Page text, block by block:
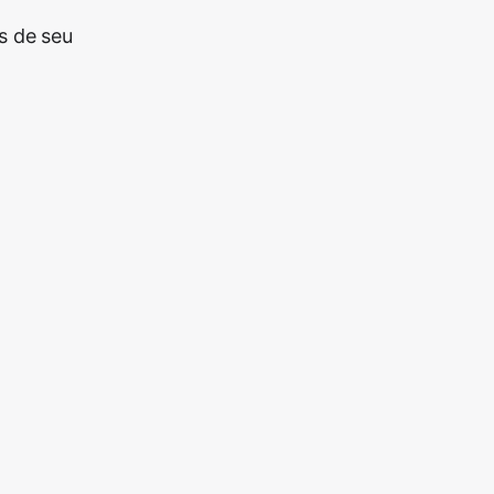
de seu